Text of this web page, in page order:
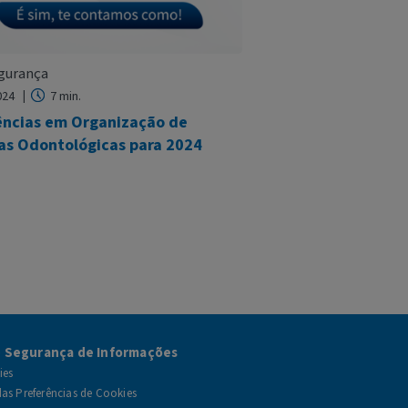
7 min.
em Organização de
Odontológicas para 2024
Segurança de Informações
Preferências de Cookies